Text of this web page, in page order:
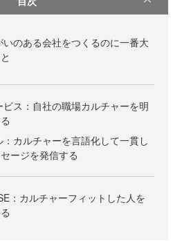
いのある会社をつくるのに一番大
ビス：自社の職場カルチャーを明
：カルチャーを言語化して一貫し
ージを発信する
：カルチャーフィットした人を